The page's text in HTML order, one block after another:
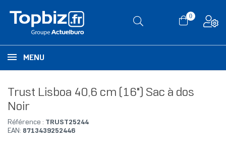
0
MENU
Trust Lisboa 40,6 cm (16") Sac à dos
Noir
Référence : TRUST25244
EAN: 8713439252446